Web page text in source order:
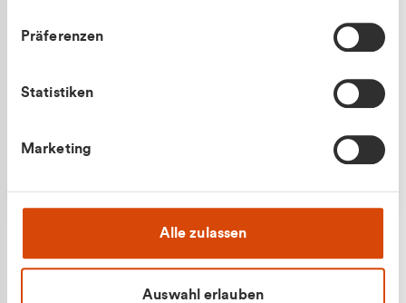
Präferenzen
Statistiken
Marketing
Alle zulassen
Auswahl erlauben